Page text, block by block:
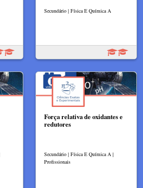
Secundário | Física E Química A
Força relativa de oxidantes e
redutores
Secundário | Física E Química A |
Profissionais